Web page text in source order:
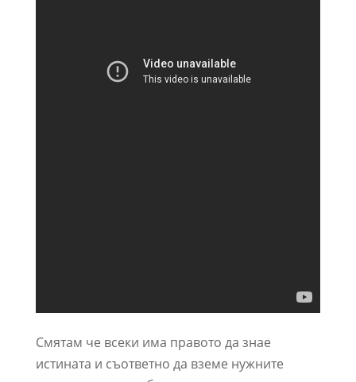
Смятам че всеки има правото да знае
истината и съответно да вземе нужните